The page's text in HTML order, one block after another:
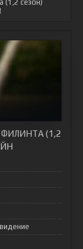
(1,2 сезон)
(1,2